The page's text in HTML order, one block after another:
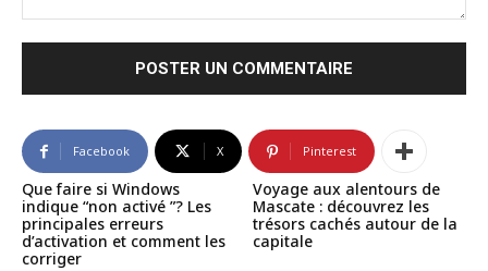
Facebook X Pinterest
Que faire si Windows
indique “non activé ”? Les
principales erreurs
d’activation et comment les
corriger
Voyage aux alentours de
Mascate : découvrez les
trésors cachés autour de la
capitale